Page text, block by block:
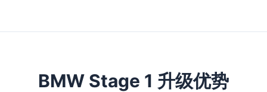
BMW Stage 1 升级优势